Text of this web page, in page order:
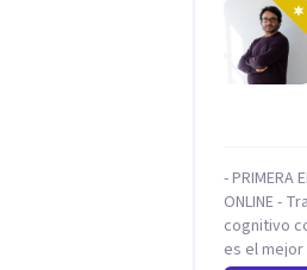
- PRIMERA
ONLINE -
cognitivo
es el